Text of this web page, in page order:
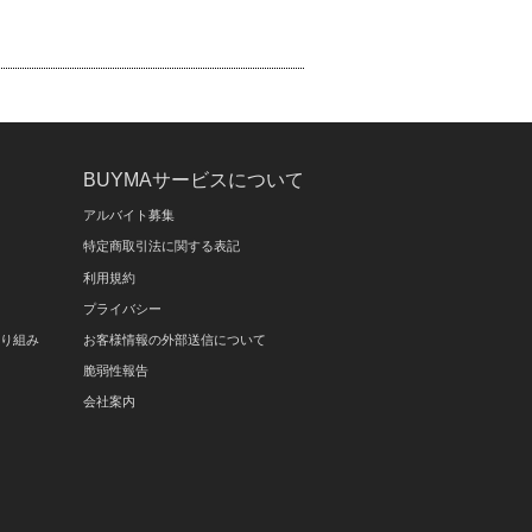
組み
BUYMAサービスについて
アルバイト募集
特定商取引法に関する表記
利用規約
プライバシー
お客様情報の外部送信について
脆弱性報告
会社案内